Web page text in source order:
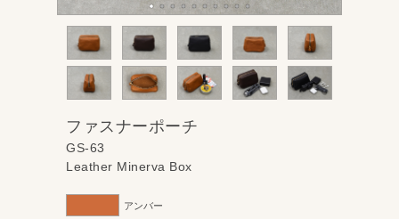
ファスナーポーチ
GS-63
Leather Minerva Box
アンバー